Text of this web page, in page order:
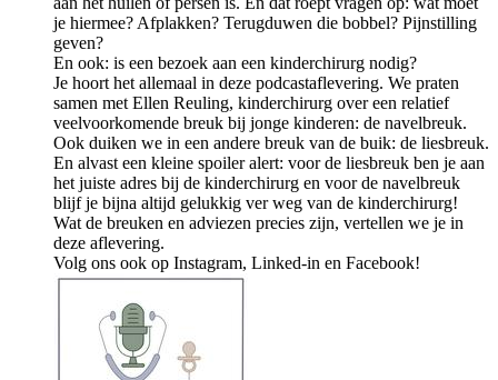
je hiermee? Afplakken? Terugduwen die bobbel? Pijnstilling
geven?
En ook: is een bezoek aan een kinderchirurg nodig?
Je hoort het allemaal in deze podcastaflevering. We praten
samen met Ellen Reuling, kinderchirurg over een relatief
veelvoorkomende breuk bij jonge kinderen: de navelbreuk.
Ook duiken we in een andere breuk van de buik: de liesbreuk.
En alvast een kleine spoiler alert: voor de liesbreuk ben je aan
het juiste adres bij de kinderchirurg en voor de navelbreuk
blijf je bijna altijd gelukkig ver weg van de kinderchirurg!
Wat de breuken en adviezen precies zijn, vertellen we je in
deze aflevering.
Volg ons ook op Instagram, Linked-in en Facebook!